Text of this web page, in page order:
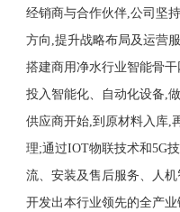
经销商与合作伙伴,公司坚
方向,提升战略布局及运营
搭建商用净水行业智能骨
投入智能化、自动化设备,
供应商开始,到原材料入库,
理;通过IOT物联技术和5G
流、安装及售后服务、人
开发出本行业领先的全产业